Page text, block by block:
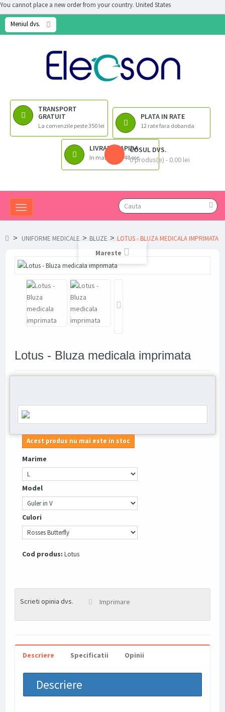
You cannot place a new order from your country. United States
Meniul dvs.
TRANSPORT
GRATUIT
La comenzile peste 350 lei
PLATA IN RATE
12 rate fara dobanda
LIVRARE RAPIDA
In maximum 48 ore
COSUL DVS.
0 produs(e) - 0.00 lei
Toggle
navigation
> UNIFORME MEDICALE > BLUZE > LOTUS - BLUZA MEDICALA IMPRIMATA
Mareste
Lotus - Bluza medicala imprimata
Acest produs nu mai este in stoc
Marime
Model
Culori
Cod produs: Lotus
Scrieti opinia dvs. Imprimare
Descriere Specificatii Opinii
Descriere